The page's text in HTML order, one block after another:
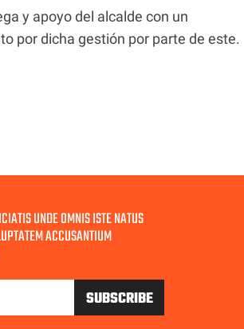
y apoyo del alcalde con un
por dicha gestión por parte de este.
UNDE OMNIS ISTE NATUS
ACCUSANTIUM